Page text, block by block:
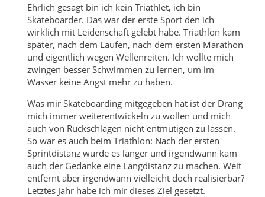
Ehrlich gesagt bin ich kein Triathlet, ich bin
Skateboarder. Das war der erste Sport den ich
wirklich mit Leidenschaft gelebt habe. Triathlon kam
später, nach dem Laufen, nach dem ersten Marathon
und eigentlich wegen Wellenreiten. Ich wollte mich
zwingen besser Schwimmen zu lernen, um im
Wasser keine Angst mehr zu haben.
Was mir Skateboarding mitgegeben hat ist der Drang
mich immer weiterentwickeln zu wollen und mich
auch von Rückschlägen nicht entmutigen zu lassen.
So war es auch beim Triathlon: Nach der ersten
Sprintdistanz wurde es länger und irgendwann kam
auch der Gedanke eine Langdistanz zu machen. Weit
entfernt aber irgendwann vielleicht doch realisierbar?
Letztes Jahr habe ich mir dieses Ziel gesetzt.